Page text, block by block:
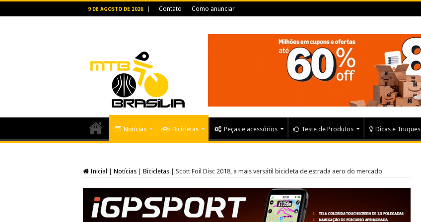
9 DE AGOSTO DE 2026 Contato Como anunciar
Notícias Bicicletas Peças e acessórios Teste de Produtos Dicas e Truques
Inicial Notícias Bicicletas Scott Foil Disc 2018, a mais versátil bicicleta de estrada aero do mercado